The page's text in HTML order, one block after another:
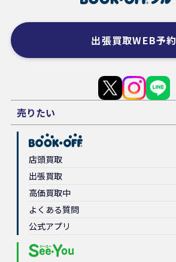
出張買取WEB予約
売りたい
店頭買取
出張買取
高価買取中
よくある質問
公式アプリ